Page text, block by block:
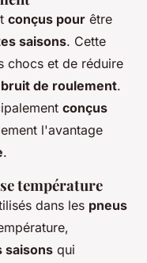
conçus pour être
saisons. Cette
chocs et de réduire
bruit de roulement.
conçus
l'avantage
.
température
dans les pneus
saisons qui